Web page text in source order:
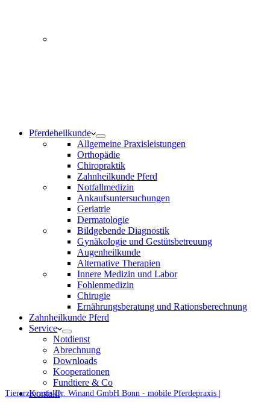
Pferdeheilkunde
Allgemeine Praxisleistungen
Orthopädie
Chiropraktik
Zahnheilkunde Pferd
Notfallmedizin
Ankaufsuntersuchungen
Geriatrie
Dermatologie
Bildgebende Diagnostik
Gynäkologie und Gestütsbetreuung
Augenheilkunde
Alternative Therapien
Innere Medizin und Labor
Fohlenmedizin
Chirugie
Ernährungsberatung und Rationsberechnung
Zahnheilkunde Pferd
Service
Notdienst
Abrechnung
Downloads
Kooperationen
Fundtiere & Co
Kontakt
Tierarztpraxis Dr. Winand GmbH Bonn - mobile Pferdepraxis |